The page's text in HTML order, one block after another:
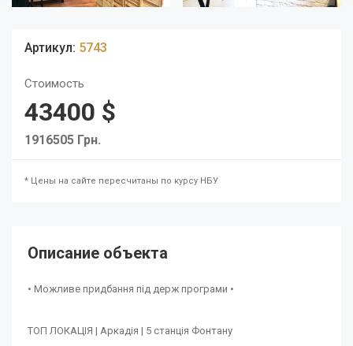
Артикул: 5743
Стоимость
43400 $
1916505 Грн.
* Цены на сайте пересчитаны по курсу НБУ
Описание объекта
• Можливе придбання під держ програми •
ТОП ЛОКАЦІЯ | Аркадія | 5 станція Фонтану